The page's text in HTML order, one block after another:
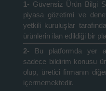
1- Güvensiz Ürün Bilgi
piyasa gözetimi ve
yetkili kuruluşlar
ürünlerin ilan edildiği bir
2-
Bu platformda yer
sadece bildirim konusu
olup, üretici firmanın
içermemektedir.